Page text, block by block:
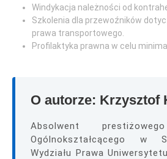
Windykacja należności od
Szkolenia dla przewoźników
prawa transportowego.
Profilaktyka prawna w celu
O autorze: Krzysztof
Absolwent
Ogólnokształcącego w
Wydziału Prawa